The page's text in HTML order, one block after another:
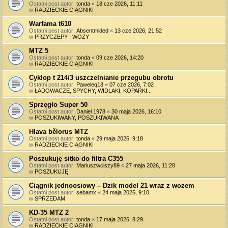
Ostatni post autor: tonda « 18 cze 2026, 11:11
w RADZIECKIE CIĄGNIKI
Warfama t610
Ostatni post autor: Absentmided « 13 cze 2026, 21:52
w PRZYCZEPY I WOZY
MTZ 5
Ostatni post autor: tonda « 09 cze 2026, 14:20
w RADZIECKIE CIĄGNIKI
Cyklop t 214/3 uszczelnianie przegubu obrotu
Ostatni post autor: Paweleq18 « 07 cze 2026, 7:02
w ŁADOWACZE, SPYCHY, WIDLAKI, KOPARKI...
Sprzęgło Super 50
Ostatni post autor: Daniel 1978 « 30 maja 2026, 16:10
w POSZUKIWANY, POSZUKIWANA
Hlava bělorus MTZ
Ostatni post autor: tonda « 29 maja 2026, 9:18
w RADZIECKIE CIĄGNIKI
Poszukuję sitko do filtra C355
Ostatni post autor: Mariuszwciszy89 « 27 maja 2026, 11:28
w POSZUKUJĘ
Ciągnik jednoosiowy – Dzik model 21 wraz z wozem
Ostatni post autor: sebamx « 24 maja 2026, 9:10
w SPRZEDAM
KD-35 MTZ 2
Ostatni post autor: tonda « 17 maja 2026, 8:29
w RADZIECKIE CIĄGNIKI